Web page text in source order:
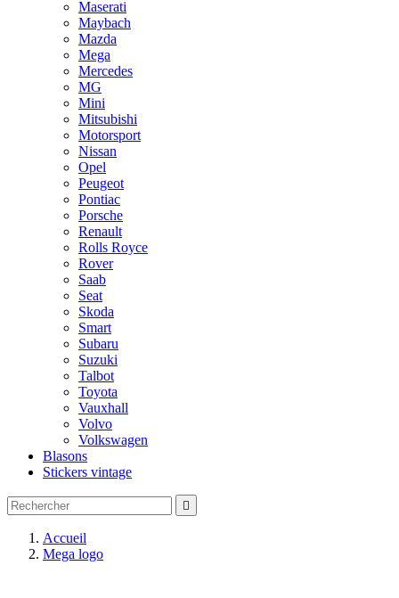
Maserati
Maybach
Mazda
Mega
Mercedes
MG
Mini
Mitsubishi
Motorsport
Nissan
Opel
Peugeot
Pontiac
Porsche
Renault
Rolls Royce
Rover
Saab
Seat
Skoda
Smart
Subaru
Suzuki
Talbot
Toyota
Vauxhall
Volvo
Volkswagen
Blasons
Stickers vintage

Accueil
Mega logo